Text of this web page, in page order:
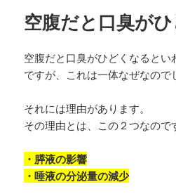
空腹だと口臭が
空腹だと口臭がひどくなるとい
ですが、これは一体なぜなので
それには理由があります。
その理由とは、この２つなので
・膵液の影響
・唾液の分泌量の減少